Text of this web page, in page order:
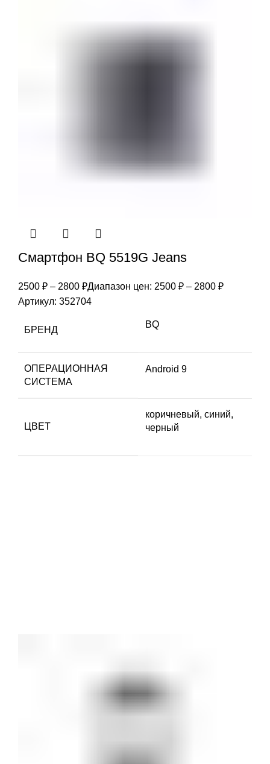
Смартфон BQ 5519G Jeans
2500 ₽ – 2800 ₽Диапазон цен: 2500 ₽ – 2800 ₽
Артикул: 352704
БРЕНД
BQ
ОПЕРАЦИОННАЯ
СИСТЕМА
Android 9
ЦВЕТ
коричневый, синий,
черный